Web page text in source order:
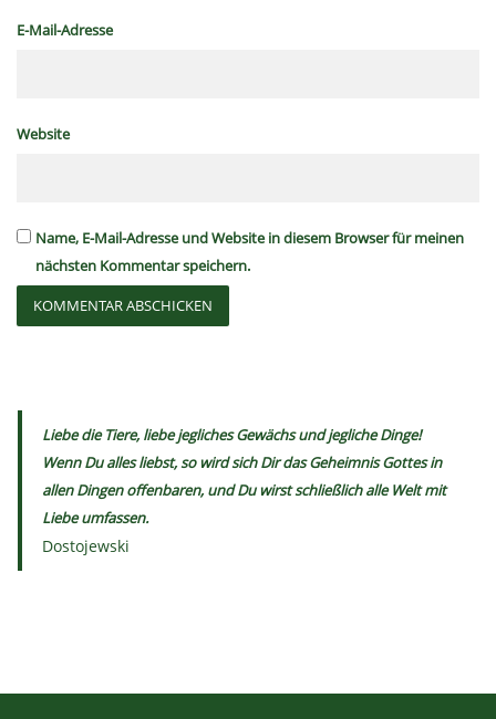
E-Mail-Adresse
Website
Name, E-Mail-Adresse und Website in diesem Browser für meinen
nächsten Kommentar speichern.
Liebe die Tiere, liebe jegliches Gewächs und jegliche Dinge!
Wenn Du alles liebst, so wird sich Dir das Geheimnis Gottes in
allen Dingen offenbaren, und Du wirst schließlich alle Welt mit
Liebe umfassen.
Dostojewski